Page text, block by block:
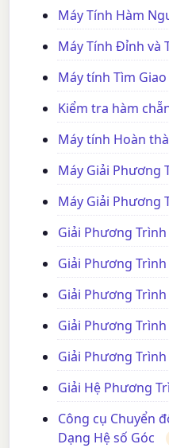
Máy Tính Hàm
Máy Tính Đỉnh và
Máy tính Tìm Giao
Kiểm tra hàm
Máy tính Hoàn
Máy Giải Phương
Máy Giải Phương
Giải Phương
Giải Phương
Giải Phương
Giải Phương
Giải Phương
Giải Hệ Phương
Công cụ Chuyển
Dạng Hệ số Góc